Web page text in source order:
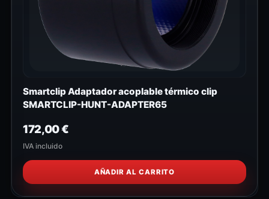
Smartclip Adaptador acoplable térmico clip
SMARTCLIP-HUNT-ADAPTER65
172,00€
IVA incluido
AÑADIR AL CARRITO